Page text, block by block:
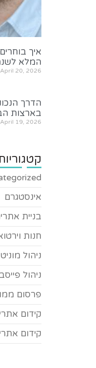
איך
המלא לשנת
April 20, 2026
הדרך
בארצות
April 19, 2026
אינסטגרם
בניית
חנות
ניהול
ניהול
פרסום
קידום
קידום